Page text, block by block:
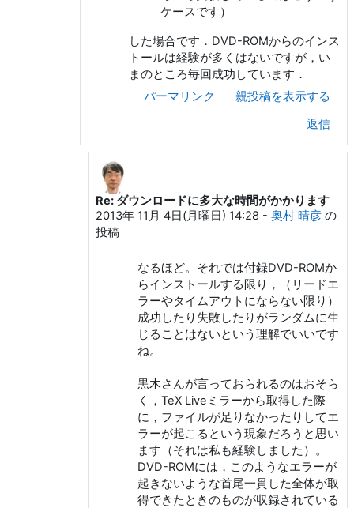
ケースです）
した場合です．DVD-ROMからのインス
トールは経験が多くはないですが，い
まのところ毎回成功しています．
パーマリンク
親投稿を表示する
返信
KUROKI Yusuke への返信
Re: ダウンロードに多大な時間がかかります
2013年 11月 4日(月曜日) 14:28 - 奥村 晴彦の
投稿
なるほど。それでは付録DVD-ROMか
らインストールする限り，（リードエ
ラーやタイムアウトにならない限り）
成功したり失敗したりがランダムに生
じることはないという理解でいいです
ね。
黒木さんが言っておられるのはおそら
く，TeX Liveミラーから取得した際
に，ファイルが足りなかったりしてエ
ラーが起こるという現象だろうと思い
ます（それは私も経験しました）。
DVD-ROMには，このようなエラーが
起きないような首尾一貫した全体が取
得できたときのものが収録されている